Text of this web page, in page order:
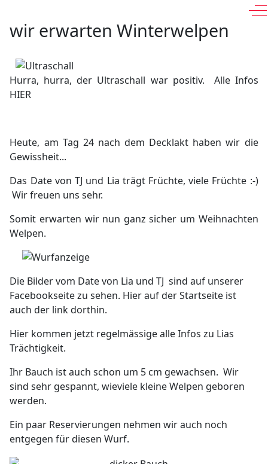
wir erwarten Winterwelpen
Hurra, hurra, der Ultraschall war positiv. Alle Infos
HIER
Heute, am Tag 24 nach dem Decklakt haben wir die
Gewissheit...
Das Date von TJ und Lia trägt Früchte, viele Früchte :-)
Wir freuen uns sehr.
Somit erwarten wir nun ganz sicher um Weihnachten
Welpen.
Die Bilder vom Date von Lia und TJ sind auf unserer
Facebookseite zu sehen. Hier auf der Startseite ist
auch der link dorthin.
Hier kommen jetzt regelmässige alle Infos zu Lias
Trächtigkeit.
Ihr Bauch ist auch schon um 5 cm gewachsen. Wir
sind sehr gespannt, wieviele kleine Welpen geboren
werden.
Ein paar Reservierungen nehmen wir auch noch
entgegen für diesen Wurf.